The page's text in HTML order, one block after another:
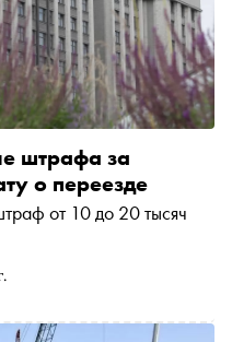
штрафа за
о переезде
от 10 до 20 тысяч